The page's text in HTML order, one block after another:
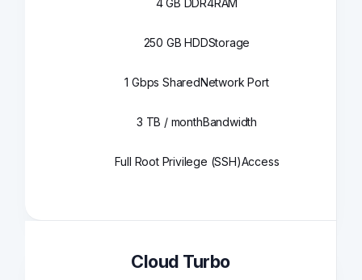
4 GB DDR4RAM
250 GB HDDStorage
1 Gbps SharedNetwork Port
3 TB / monthBandwidth
Full Root Privilege (SSH)Access
Cloud Turbo